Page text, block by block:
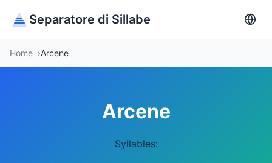
Separatore di Sillabe
Home Arcene
Arcene
Syllables: